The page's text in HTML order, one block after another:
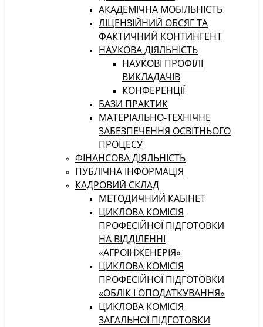
АКАДЕМІЧНА МОБІЛЬНІСТЬ
ЛІЦЕНЗІЙНИЙ ОБСЯГ ТА
ФАКТИЧНИЙ КОНТИНГЕНТ
НАУКОВА ДІЯЛЬНІСТЬ
НАУКОВІ ПРОФІЛІ
ВИКЛАДАЧІВ
КОНФЕРЕНЦІЇ
БАЗИ ПРАКТИК
МАТЕРІАЛЬНО-ТЕХНІЧНЕ
ЗАБЕЗПЕЧЕННЯ ОСВІТНЬОГО
ПРОЦЕСУ
ФІНАНСОВА ДІЯЛЬНІСТЬ
ПУБЛІЧНА ІНФОРМАЦІЯ
КАДРОВИЙ СКЛАД
МЕТОДИЧНИЙ КАБІНЕТ
ЦИКЛОВА КОМІСІЯ
ПРОФЕСІЙНОЇ ПІДГОТОВКИ
НА ВІДДІЛЕННІ
«АГРОІНЖЕНЕРІЯ»
ЦИКЛОВА КОМІСІЯ
ПРОФЕСІЙНОЇ ПІДГОТОВКИ
«ОБЛІК І ОПОДАТКУВАННЯ»
ЦИКЛОВА КОМІСІЯ
ЗАГАЛЬНОЇ ПІДГОТОВКИ